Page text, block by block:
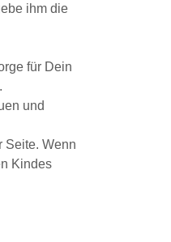
ihm die
für Dein
und
Seite. Wenn
Kindes